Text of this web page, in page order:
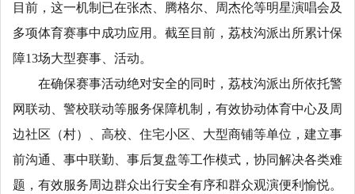
目前，这一机制已在张杰、腾格尔、周杰伦等明星演唱会及
多项体育赛事中成功应用。截至目前，荔枝沟派出所累计保
障13场大型赛事、活动。
在确保赛事活动绝对安全的同时，荔枝沟派出所依托警
网联动、警校联动等服务保障机制，有效协动体育中心及周
边社区（村）、高校、住宅小区、大型商铺等单位，建立事
前沟通、事中联勤、事后复盘等工作模式，协同解决各类难
题，有效服务周边群众出行安全有序和群众观演便利愉悦。